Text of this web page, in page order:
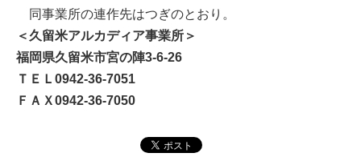
同事業所の連作先はつぎのとおり。
＜久留米アルカディア事業所＞
福岡県久留米市宮の陣3-6-26
ＴＥＬ0942-36-7051
ＦＡＸ0942-36-7050